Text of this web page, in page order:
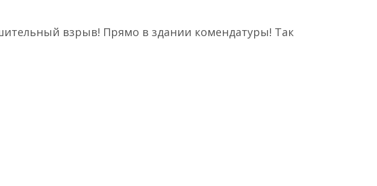
взрыв! Прямо в здании комендатуры! Так